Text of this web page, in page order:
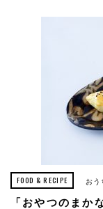
FOOD & RECIPE おう
「おやつのま